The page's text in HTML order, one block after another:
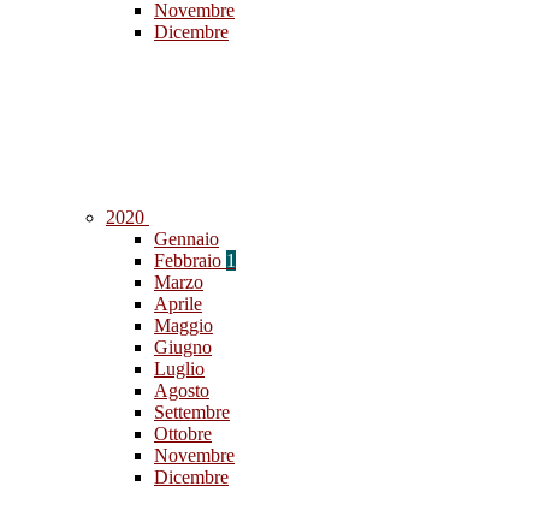
Novembre
Dicembre
2020
Gennaio
Febbraio 1
Marzo
Aprile
Maggio
Giugno
Luglio
Agosto
Settembre
Ottobre
Novembre
Dicembre